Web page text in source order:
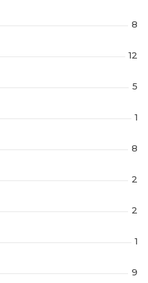
8
12
5
1
8
2
2
1
9